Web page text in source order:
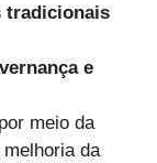
tradicionais
e
por meio da
da